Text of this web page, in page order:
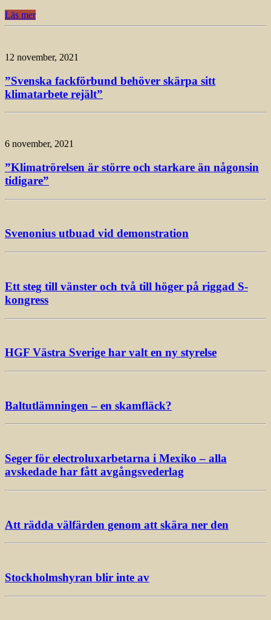
Läs mer
12 november, 2021
”Svenska fackförbund behöver skärpa sitt
klimatarbete rejält”
6 november, 2021
”Klimatrörelsen är större och starkare än någonsin
tidigare”
Svenonius utbuad vid demonstration
Ett steg till vänster och två till höger på riggad S-
kongress
HGF Västra Sverige har valt en ny styrelse
Baltutlämningen – en skamfläck?
Seger för electroluxarbetarna i Mexiko – alla
avskedade har fått avgångsvederlag
Att rädda välfärden genom att skära ner den
Stockholmshyran blir inte av